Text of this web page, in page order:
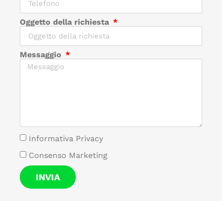
Oggetto della richiesta
Messaggio
Informativa Privacy
Consenso Marketing
INVIA